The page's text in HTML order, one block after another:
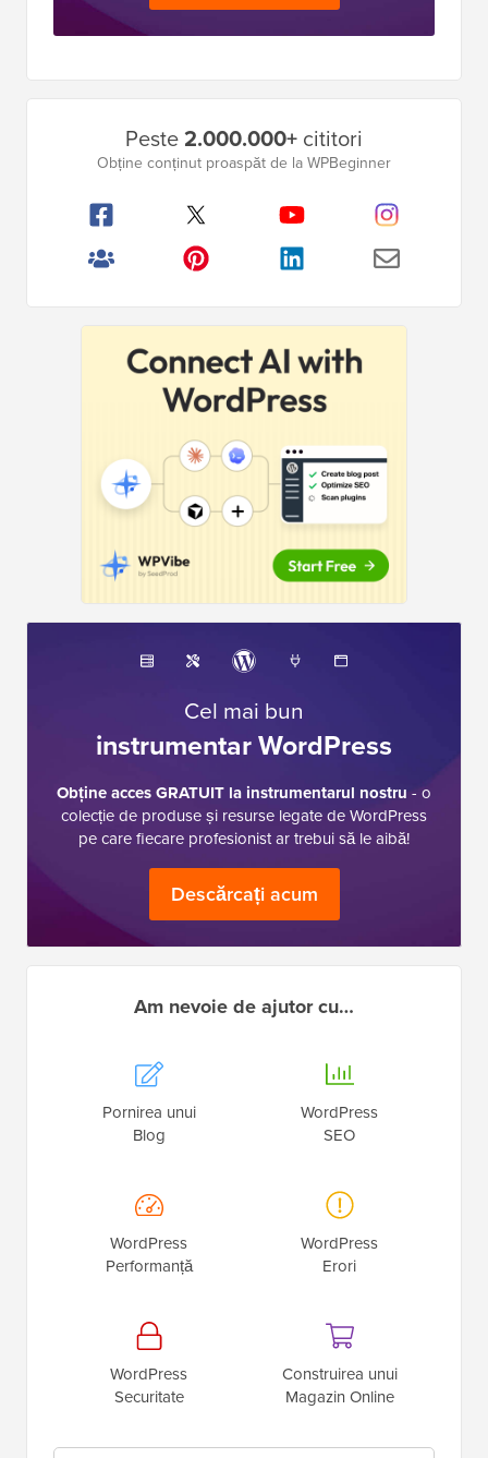
laterală
principală
Peste2.000.000+ cititori
Obține conținut proaspăt de la WPBeginner
Cel mai bun
instrumentar WordPress
Obține acces GRATUIT la instrumentarul nostru - o
colecție de produse și resurse legate de WordPress
pe care fiecare profesionist ar trebui să le aibă!
Descărcați acum
Am nevoie de ajutor cu…
Pornirea unui
Blog
WordPress
SEO
WordPress
Performanță
WordPress
Erori
WordPress
Securitate
Construirea unui
Magazin Online